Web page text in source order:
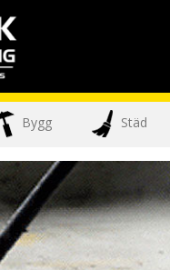
Bygg Städ